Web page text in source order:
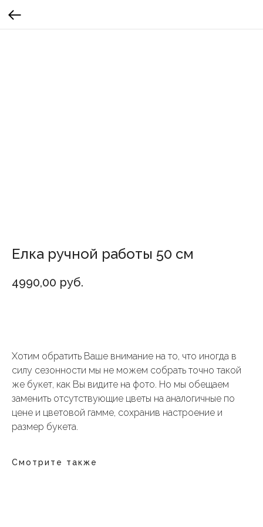
Елка ручной работы 50 см
4990,00 руб.
Хотим обратить Ваше внимание на то, что иногда в
силу сезонности мы не можем собрать точно такой
же букет, как Вы видите на фото. Но мы обещаем
заменить отсутствующие цветы на аналогичные по
цене и цветовой гамме, сохранив настроение и
размер букета.
Смотрите также